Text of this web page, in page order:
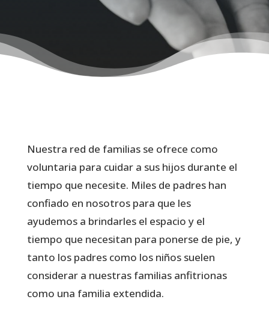
Nuestra red de familias se ofrece como
voluntaria para cuidar a sus hijos durante el
tiempo que necesite. Miles de padres han
confiado en nosotros para que les
ayudemos a brindarles el espacio y el
tiempo que necesitan para ponerse de pie, y
tanto los padres como los niños suelen
considerar a nuestras familias anfitrionas
como una familia extendida.